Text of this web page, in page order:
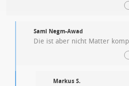
Sami Negm-Awad
Die ist aber nicht Matter
Markus S.